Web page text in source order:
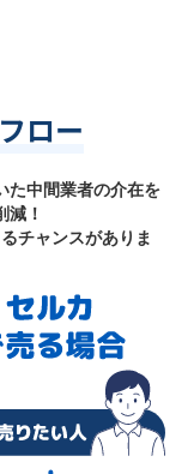
ロー
た中間業者の介在を
減！
チャンスがありま